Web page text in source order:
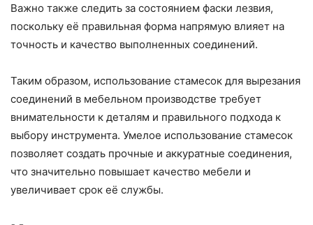
Важно также следить за состоянием фаски лезвия,
поскольку её правильная форма напрямую влияет на
точность и качество выполненных соединений.
Таким образом, использование стамесок для вырезания
соединений в мебельном производстве требует
внимательности к деталям и правильного подхода к
выбору инструмента. Умелое использование стамесок
позволяет создать прочные и аккуратные соединения,
что значительно повышает качество мебели и
увеличивает срок её службы.